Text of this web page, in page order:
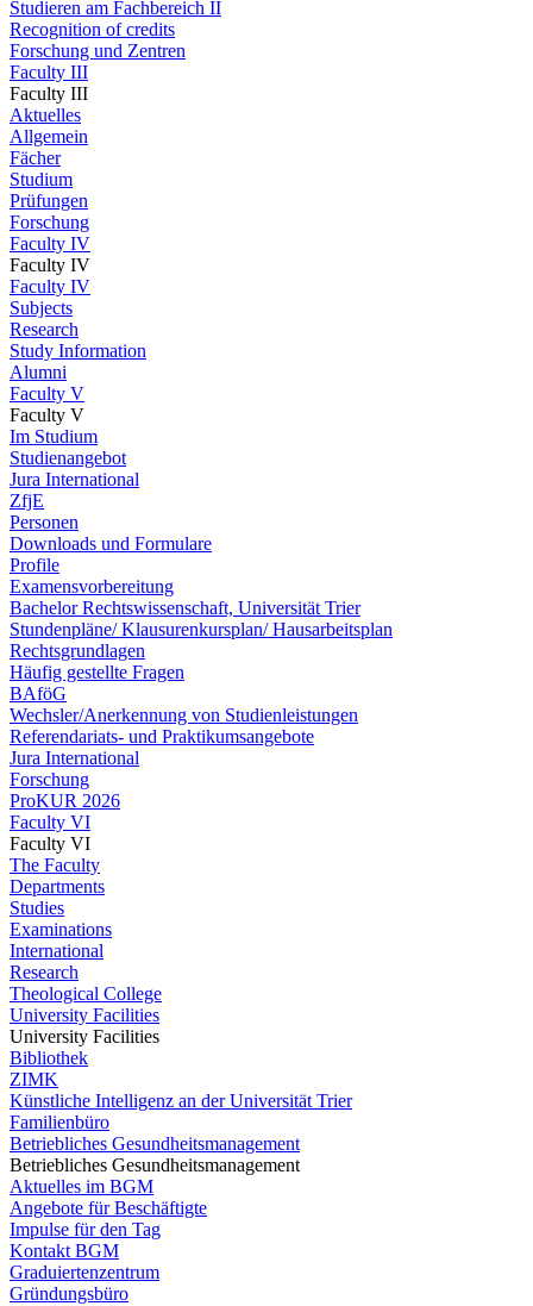
Studieren am Fachbereich II
Recognition of credits
Forschung und Zentren
Faculty III
Faculty III
Aktuelles
Allgemein
Fächer
Studium
Prüfungen
Forschung
Faculty IV
Faculty IV
Faculty IV
Subjects
Research
Study Information
Alumni
Faculty V
Faculty V
Im Studium
Studienangebot
Jura International
ZfjE
Personen
Downloads und Formulare
Profile
Examensvorbereitung
Bachelor Rechtswissenschaft, Universität Trier
Stundenpläne/ Klausurenkursplan/ Hausarbeitsplan
Rechtsgrundlagen
Häufig gestellte Fragen
BAföG
Wechsler/Anerkennung von Studienleistungen
Referendariats- und Praktikumsangebote
Jura International
Forschung
ProKUR 2026
Faculty VI
Faculty VI
The Faculty
Departments
Studies
Examinations
International
Research
Theological College
University Facilities
University Facilities
Bibliothek
ZIMK
Künstliche Intelligenz an der Universität Trier
Familienbüro
Betriebliches Gesundheitsmanagement
Betriebliches Gesundheitsmanagement
Aktuelles im BGM
Angebote für Beschäftigte
Impulse für den Tag
Kontakt BGM
Graduiertenzentrum
Gründungsbüro